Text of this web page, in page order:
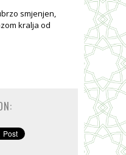
smjenjen,
kralja od